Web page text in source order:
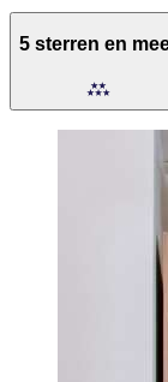
5 sterren en